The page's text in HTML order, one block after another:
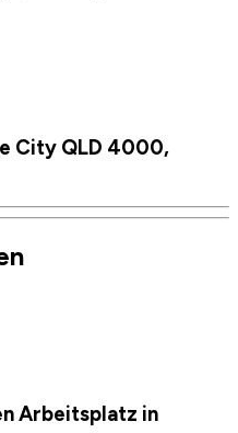
City QLD 4000,
Arbeitsplatz in